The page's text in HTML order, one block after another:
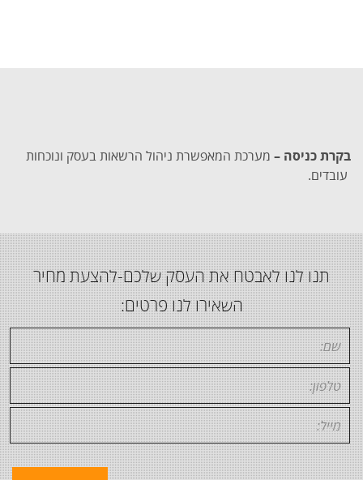
בקרת כניסה – מערכת המאפשרת ניהול הרשאות בעסק ונוכחות
עובדים.
תנו לנו לאבטח את העסק שלכם-להצעת מחיר
השאירו לנו פרטים: